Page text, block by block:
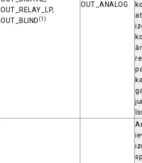
OUT_RELAY_LP,
OUT_BLIND (1)
OUT_ANALOG